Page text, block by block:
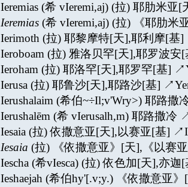
Ieremias (希 vIeremi,aj) (拉) 耶肋米
Ieremias(希 vIeremi,aj) (拉) 《耶肋米
Ierimoth (拉) 耶黎摩特[天],耶利摩[基
Ieroboam (拉) 雅洛贝罕[天],耶罗波安
Ieroham (拉) 耶洛罕[天],耶罗罕[基]
Ierusa (拉) 耶鲁沙[天],耶路沙[基]
Ierushalaim (希伯~÷Il;v'Wry>) 耶路撒
Ierushalēm (希 vIerusalh,m) 耶路撒冷
Iesaia (拉) 依撒意亚[天],以赛亚[基]
Iesaia (拉) 《依撒意亚》[天],《以赛
Iescha (希vIesca) (拉) 依色加[天],亦
Ieshaejah (希伯hy'[.v;y.) 《依撒意亚